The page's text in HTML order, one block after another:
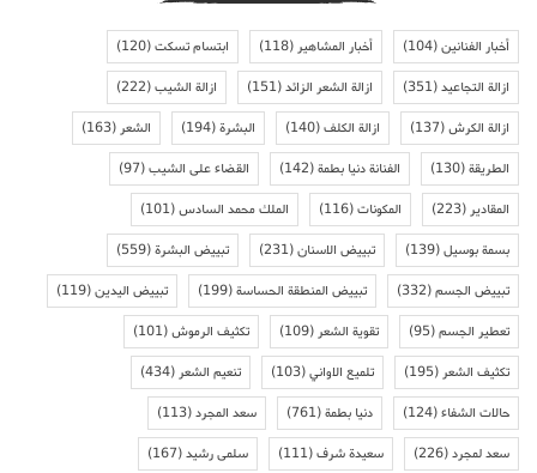
أخبار الفنانين(104) أخبار المشاهير(118) ابتسام تسكت(120)
ازالة التجاعيد(351) ازالة الشعر الزائد(151) ازالة الشيب(222)
ازالة الكرش(137) ازالة الكلف(140) البشرة(194) الشعر(163)
الطريقة(130) الفنانة دنيا بطمة(142) القضاء على الشيب(97)
المقادير(223) المكونات(116) الملك محمد السادس(101)
بسمة بوسيل(139) تبييض الاسنان(231) تبييض البشرة(559)
تبييض الجسم(332) تبييض المنطقة الحساسة(199) تبييض اليدين(119)
تعطير الجسم(95) تقوية الشعر(109) تكثيف الرموش(101)
تكثيف الشعر(195) تلميع الاواني(103) تنعيم الشعر(434)
حالات الشفاء(124) دنيا بطمة(761) سعد المجرد(113)
سعد لمجرد(226) سعيدة شرف(111) سلمى رشيد(167)